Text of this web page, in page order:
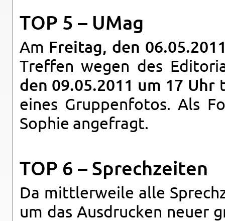
TOP 5 – UMag
Am Frei­tag, den
Tref­fen wegen des
den 09.05.2011 um 17 Uhr
eines Grup­pen­fo­tos. Als
So­phie an­ge­fragt.
TOP 6 – Sprech­zei­ten
Da mitt­ler­wei­le alle
um das Aus­dru­cken neuer